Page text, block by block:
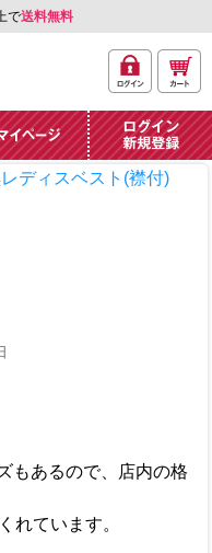
で送料無料
イン
ト
ージ
ログイン・新規
登録
ディスベスト(襟付)
もあるので、店内の格
れています。